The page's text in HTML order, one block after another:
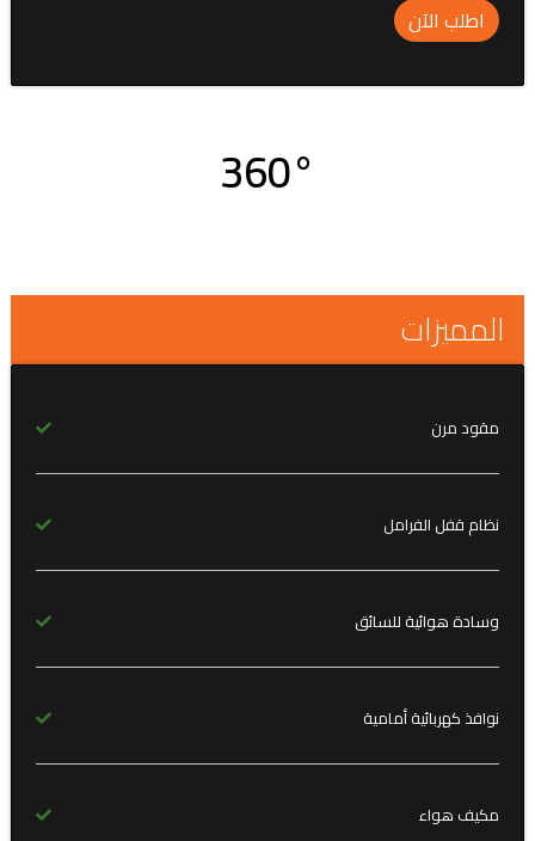
اطلب الآن
360°
المميزات
مقود مرن
نظام قفل الفرامل
وسادة هوائية للسائق
نوافذ كهربائية أمامية
مكيف هواء